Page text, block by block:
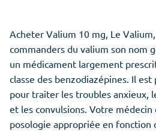
Acheter Valium 10 mg, Le
commanders du valium son nom
un médicament largement
classe des benzodiazépines. Il
pour traiter les troubles anxieux,
et les convulsions. Votre
posologie appropriée en fonction